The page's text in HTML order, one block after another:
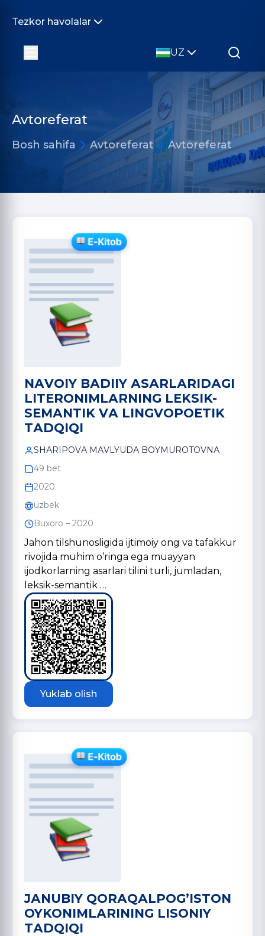
Tezkor havolalar
UZ
Avtoreferat
Bosh sahifa Avtoreferat Avtoreferat
NАVOIY BАDIIY АSАRLАRIDАGI
LITERONIMLАRNING LEKSIK-
SEMАNTIK VА LINGVOPOETIK
TАDQIQI
SHАRIPOVА MАVLYUDА BOYMUROTOVNА
49 bet
2020
uzbek
Buxoro – 2020
Jahon tilshunosligida ijtimoiy ong va tafakkur
rivojida muhim oʼringa ega muayyan
ijodkorlarning asarlari tilini turli, jumladan,
leksik-semantik …
Yuklab olish
JАNUBIY QORАQАLPOGʼISTON
OYKONIMLАRINING LISONIY
TАDQIQI